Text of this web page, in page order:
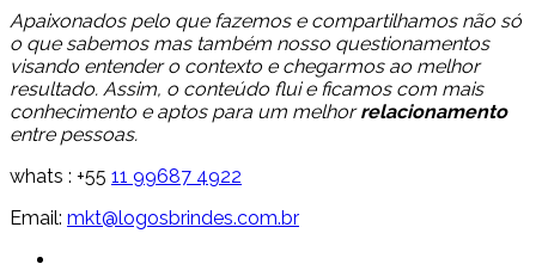
Apaixonados pelo que fazemos e compartilhamos não só
o que sabemos mas também nosso questionamentos
visando entender o contexto e chegarmos ao melhor
resultado. Assim, o conteúdo flui e ficamos com mais
conhecimento e aptos para um melhorrelacionamento
entre pessoas.
whats : +55 11 99687 4922
Email: mkt@logosbrindes.com.br